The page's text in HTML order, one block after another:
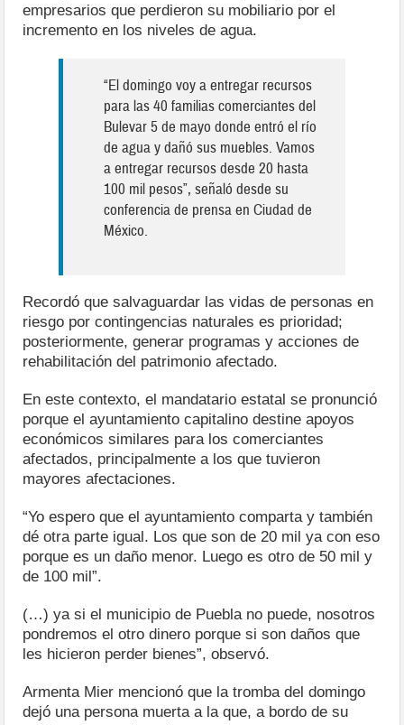
empresarios que perdieron su mobiliario por el
incremento en los niveles de agua.
“El domingo voy a entregar recursos
para las 40 familias comerciantes del
Bulevar 5 de mayo donde entró el río
de agua y dañó sus muebles. Vamos
a entregar recursos desde 20 hasta
100 mil pesos”, señaló desde su
conferencia de prensa en Ciudad de
México.
Recordó que salvaguardar las vidas de personas en
riesgo por contingencias naturales es prioridad;
posteriormente, generar programas y acciones de
rehabilitación del patrimonio afectado.
En este contexto, el mandatario estatal se pronunció
porque el ayuntamiento capitalino destine apoyos
económicos similares para los comerciantes
afectados, principalmente a los que tuvieron
mayores afectaciones.
“Yo espero que el ayuntamiento comparta y también
dé otra parte igual. Los que son de 20 mil ya con eso
porque es un daño menor. Luego es otro de 50 mil y
de 100 mil”.
(…) ya si el municipio de Puebla no puede, nosotros
pondremos el otro dinero porque si son daños que
les hicieron perder bienes”, observó.
Armenta Mier mencionó que la tromba del domingo
dejó una persona muerta a la que, a bordo de su